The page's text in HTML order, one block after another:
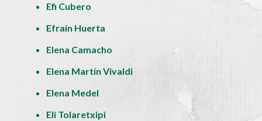
Efi Cubero
Efraín Huerta
Elena Camacho
Elena Martín Vivaldi
Elena Medel
Eli Tolaretxipi